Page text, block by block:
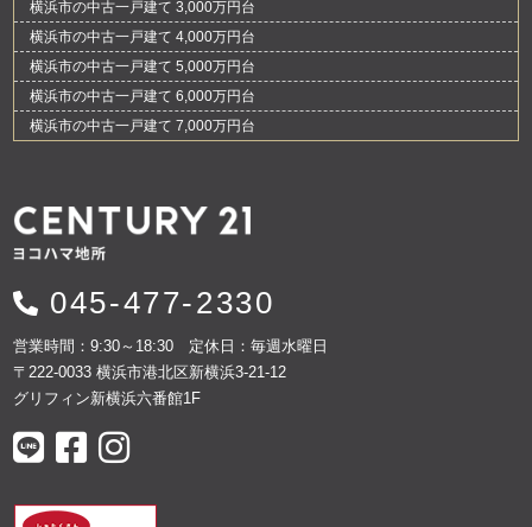
横浜市の中古一戸建て 3,000万円台
横浜市の中古一戸建て 4,000万円台
横浜市の中古一戸建て 5,000万円台
横浜市の中古一戸建て 6,000万円台
横浜市の中古一戸建て 7,000万円台
045-477-2330
営業時間：9:30～18:30 定休日：毎週水曜日
〒222-0033 横浜市港北区新横浜3-21-12
グリフィン新横浜六番館1F